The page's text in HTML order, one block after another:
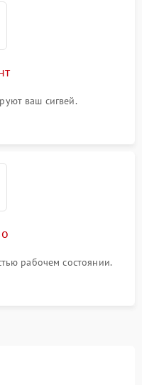
ваш сигвей.
рабочем состоянии.